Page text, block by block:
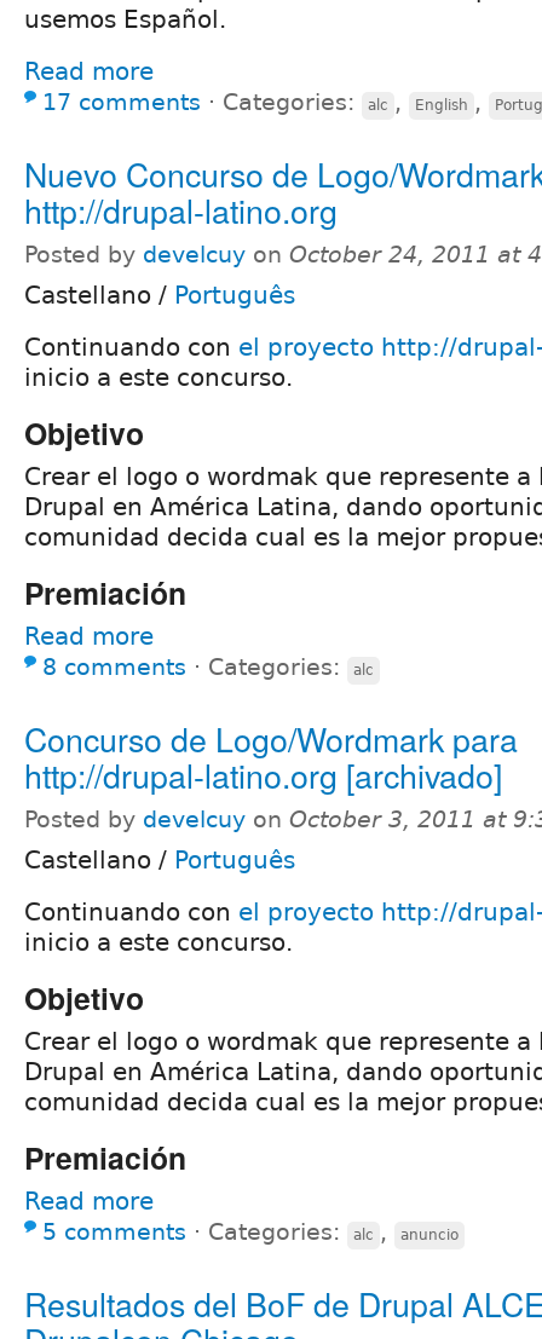
usemos Español.
Read more
17 comments ⋅ Categories: alc , English ,
Nuevo Concurso de Logo/
http://drupal-latino.org
Posted by develcuy on October 24, 2011 at
Castellano / Português
Continuando con el proyecto http://
inicio a este concurso.
Objetivo
Crear el logo o wordmak que represente
Drupal en América Latina, dando
comunidad decida cual es la mejor
Premiación
Read more
8 comments ⋅ Categories: alc
Concurso de Logo/Wordmark para
http://drupal-latino.org [archivado]
Posted by develcuy on October 3, 2011 at
Castellano / Português
Continuando con el proyecto http://
inicio a este concurso.
Objetivo
Crear el logo o wordmak que represente
Drupal en América Latina, dando
comunidad decida cual es la mejor
Premiación
Read more
5 comments ⋅ Categories: alc , anuncio
Resultados del BoF de Drupal